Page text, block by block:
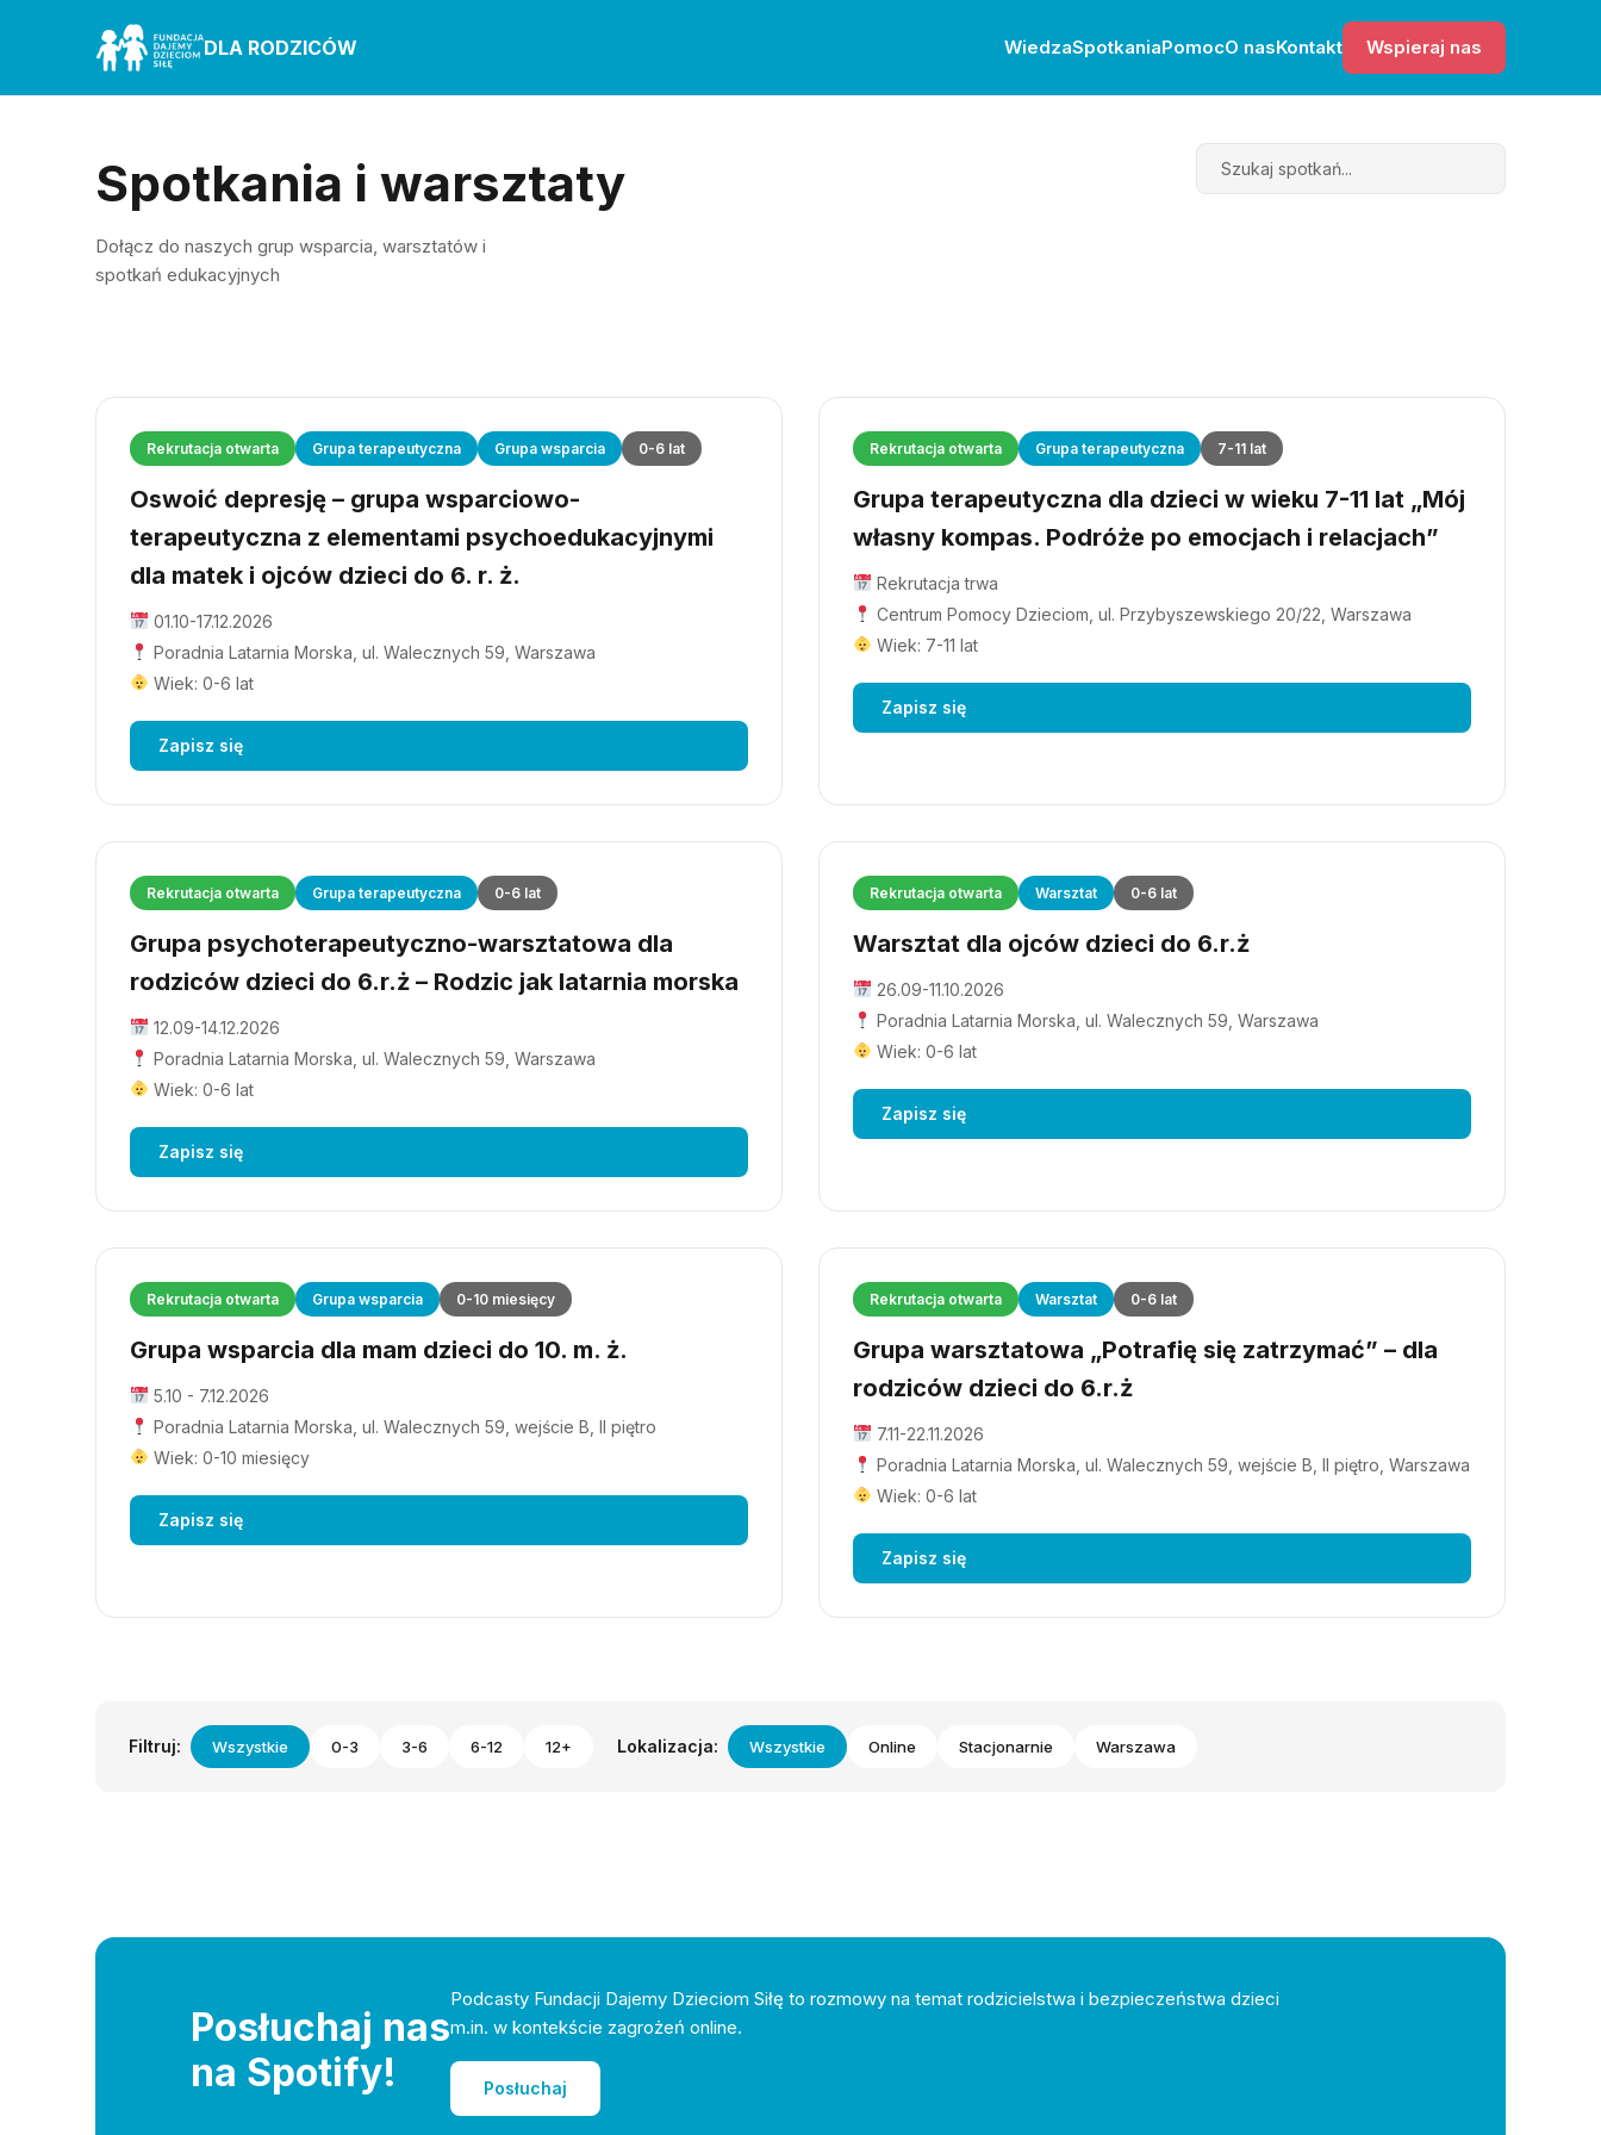
DLA RODZICÓW WiedzaSpotkaniaPomocO nasKontakt Wspieraj nas
Spotkania i warsztaty
Dołącz do naszych grup wsparcia, warsztatów i
spotkań edukacyjnych
Search
Rekrutacja otwarta Grupa terapeutyczna Grupa wsparcia 0-6 lat
Oswoić depresję – grupa wsparciowo-
terapeutyczna z elementami psychoedukacyjnymi
dla matek i ojców dzieci do 6. r. ż.
01.10-17.12.2026
Poradnia Latarnia Morska, ul. Walecznych 59, Warszawa
Wiek: 0-6 lat
Zapisz się
Rekrutacja otwarta Grupa terapeutyczna 7-11 lat
Grupa terapeutyczna dla dzieci w wieku 7-11 lat „Mój
własny kompas. Podróże po emocjach i relacjach”
Rekrutacja trwa
Centrum Pomocy Dzieciom, ul. Przybyszewskiego 20/22, Warszawa
Wiek: 7-11 lat
Zapisz się
Rekrutacja otwarta Grupa terapeutyczna 0-6 lat
Grupa psychoterapeutyczno-warsztatowa dla
rodziców dzieci do 6.r.ż – Rodzic jak latarnia morska
12.09-14.12.2026
Poradnia Latarnia Morska, ul. Walecznych 59, Warszawa
Wiek: 0-6 lat
Zapisz się
Rekrutacja otwarta Warsztat 0-6 lat
Warsztat dla ojców dzieci do 6.r.ż
26.09-11.10.2026
Poradnia Latarnia Morska, ul. Walecznych 59, Warszawa
Wiek: 0-6 lat
Zapisz się
Rekrutacja otwarta Grupa wsparcia 0-10 miesięcy
Grupa wsparcia dla mam dzieci do 10. m. ż.
5.10 - 7.12.2026
Poradnia Latarnia Morska, ul. Walecznych 59, wejście B, II piętro
Wiek: 0-10 miesięcy
Zapisz się
Rekrutacja otwarta Warsztat 0-6 lat
Grupa warsztatowa „Potrafię się zatrzymać” – dla
rodziców dzieci do 6.r.ż
7.11-22.11.2026
Poradnia Latarnia Morska, ul. Walecznych 59, wejście B, II piętro, Warszawa
Wiek: 0-6 lat
Zapisz się
Filtruj: Wszystkie 0-3 3-6 6-12 12+ Lokalizacja: Wszystkie Online Stacjonarnie Warszawa
Posłuchaj nas
na Spotify!
Podcasty Fundacji Dajemy Dzieciom Siłę to rozmowy na temat rodzicielstwa i bezpieczeństwa dzieci
m.in. w kontekście zagrożeń online.
Posłuchaj